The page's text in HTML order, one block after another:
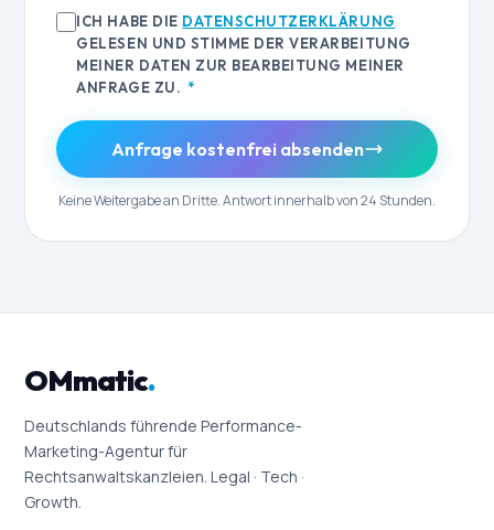
ICH HABE DIE DATENSCHUTZERKLÄRUNG
GELESEN UND STIMME DER VERARBEITUNG
MEINER DATEN ZUR BEARBEITUNG MEINER
ANFRAGE ZU. *
Anfrage kostenfrei absenden
Keine Weitergabe an Dritte. Antwort innerhalb von 24 Stunden.
OMmatic.
Deutschlands führende Performance-
Marketing-Agentur für
Rechtsanwaltskanzleien. Legal · Tech ·
Growth.